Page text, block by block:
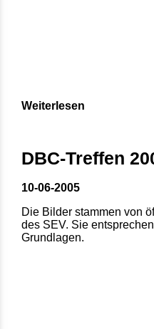
Weiterlesen
DBC-Treffen
10-06-2005
Die Bilder stammen von
des SEV. Sie
Grundlagen.